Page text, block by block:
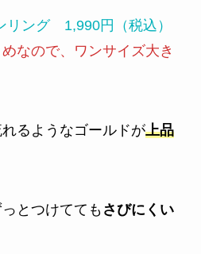
リング 1,990円（税込）
なので、ワンサイズ大き
るようなゴールドが上品
とつけてても さびにくい